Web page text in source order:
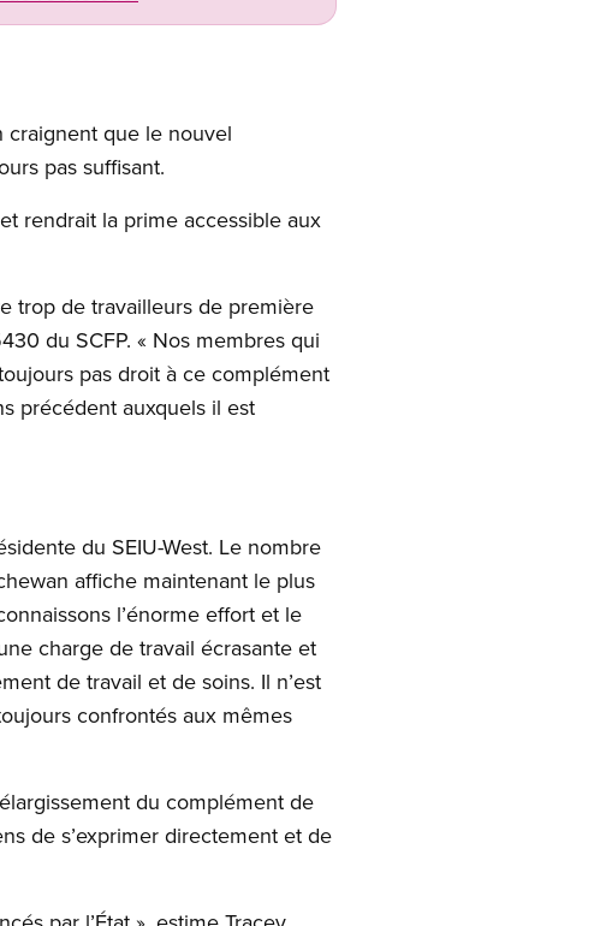
craignent que le nouvel
pas suffisant.
rendrait la prime accessible aux
trop de travailleurs de première
du SCFP. « Nos membres qui
pas droit à ce complément
précédent auxquels il est
du SEIU-West. Le nombre
affiche maintenant le plus
l’énorme effort et le
charge de travail écrasante et
de travail et de soins. Il n’est
confrontés aux mêmes
du complément de
de s’exprimer directement et de